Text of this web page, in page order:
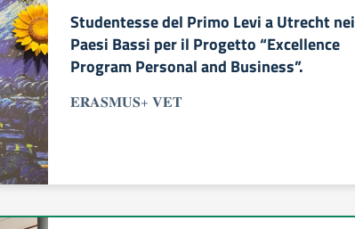
Studentesse del Primo Levi a Utrecht nei
Paesi Bassi per il Progetto “Excellence
Program Personal and Business”.
𝐄𝐑𝐀𝐒𝐌𝐔𝐒+ 𝐕𝐄𝐓